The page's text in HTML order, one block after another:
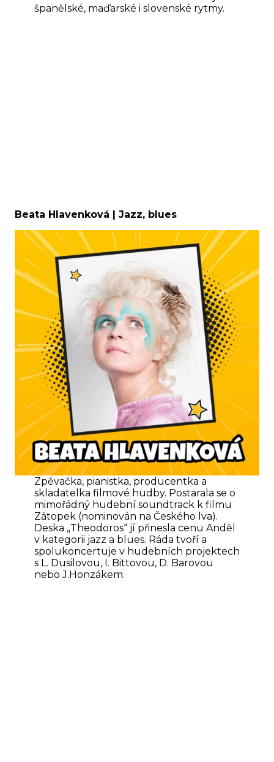
španělské, maďarské i slovenské rytmy.
Beata Hlavenková | Jazz, blues
Zpěvačka, pianistka, producentka a
skladatelka filmové hudby. Postarala se o
mimořádný hudební soundtrack k filmu
Zátopek (nominován na Českého lva).
Deska „Theodoros“ jí přinesla cenu Anděl
v kategorii jazz a blues. Ráda tvoří a
spolukoncertuje v hudebních projektech
s L. Dusilovou, I. Bittovou, D. Barovou
nebo J.Honzákem.